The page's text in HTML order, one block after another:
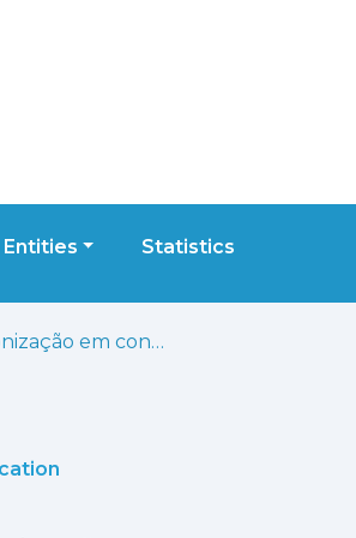
Entities Statistics
A padronização em contexto: uma análise qualitativa sobre a incorporação das Normas de Orientação Clínica em medicina geral e familiar